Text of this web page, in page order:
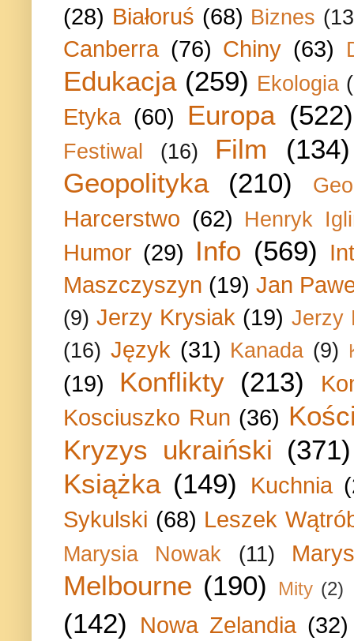
(28) Białoruś (68) Biznes
Canberra (76) Chiny (63)
Edukacja (259) Ekologia
Etyka (60) Europa (522)
Festiwal (16) Film
(134)
Geopolityka
(210)
Harcerstwo (62) Henryk
Humor (29) Info (569)
Maszczyszyn (19) Jan
(9) Jerzy Krysiak (19) Jerzy
(16) Język (31) Kanada (9)
(19) Konflikty (213)
Kosciuszko Run (36)
Kryzys ukraiński (371)
Książka (149) Kuchnia
Sykulski (68) Leszek
Marysia Nowak (11)
Melbourne (190) Mity (2)
(142) Nowa Zelandia (32)